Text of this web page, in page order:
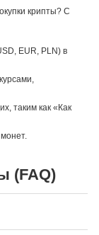
крипты? С
EUR, PLN) в
таким как «Как
(FAQ)